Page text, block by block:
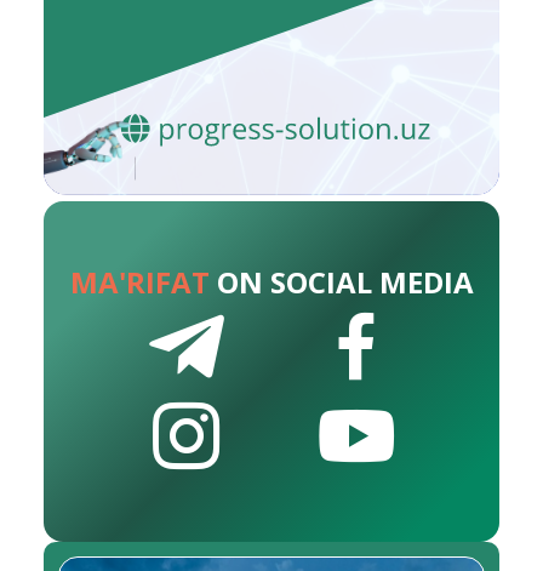
MA'RIFAT ON SOCIAL MEDIA